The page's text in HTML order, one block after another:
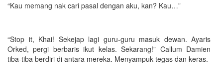
“Kau memang nak cari pasal dengan aku, kan? Kau…”
“Stop it, Khai! Sekejap lagi guru-guru masuk dewan. Ayaris
Orked, pergi berbaris ikut kelas. Sekarang!” Callum Damien
tiba-tiba berdiri di antara mereka. Menyampuk tegas dan keras.